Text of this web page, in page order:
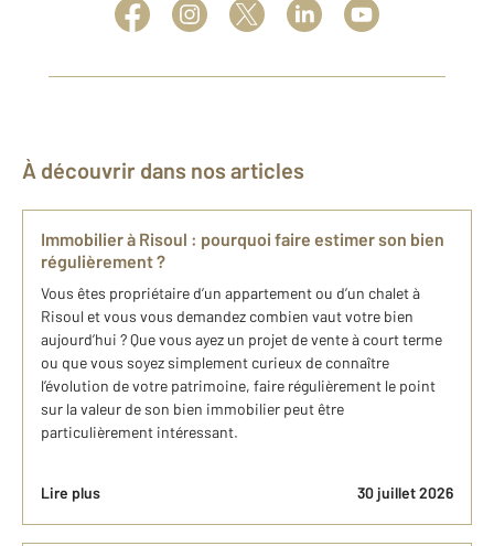
À découvrir dans nos articles
Immobilier à Risoul : pourquoi faire estimer son bien
régulièrement ?
Vous êtes propriétaire d’un appartement ou d’un chalet à
Risoul et vous vous demandez combien vaut votre bien
aujourd’hui ? Que vous ayez un projet de vente à court terme
ou que vous soyez simplement curieux de connaître
l’évolution de votre patrimoine, faire régulièrement le point
sur la valeur de son bien immobilier peut être
particulièrement intéressant.
Lire plus 30 juillet 2026